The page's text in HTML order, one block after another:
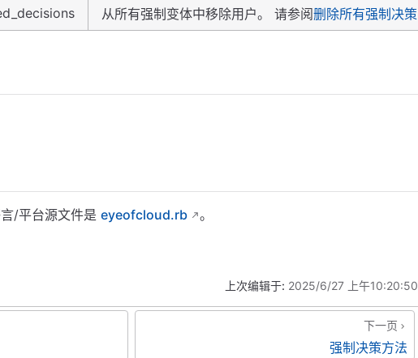
从所有强制变体中移除用户。 请参阅删除所有强制决策
/平台源文件是 eyeofcloud.rb 。
上次编辑于: 2025/6/27 上午10:20:50
下一页
强制决策方法